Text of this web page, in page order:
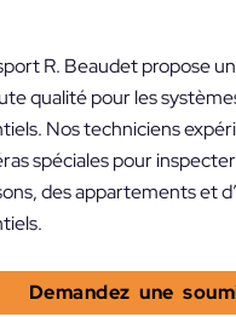
R. Beaudet propose
qualité pour les
Nos techniciens
spéciales pour
des appartements et
Demandez une